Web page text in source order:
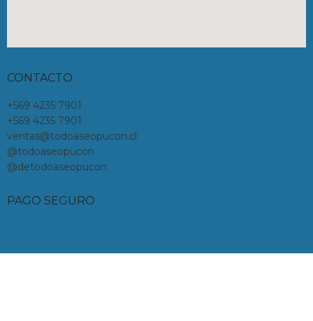
CONTACTO
+569 4235 7901
+569 4235 7901
ventas@todoaseopucon.cl
@todoaseopucon
@detodoaseopucon
PAGO SEGURO